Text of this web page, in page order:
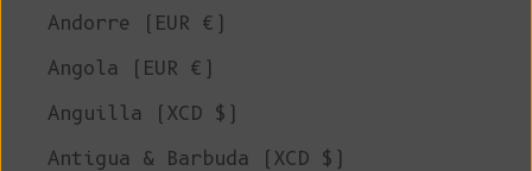
Andorre (EUR €)
Angola (EUR €)
Anguilla (XCD $)
Antigua & Barbuda (XCD $)